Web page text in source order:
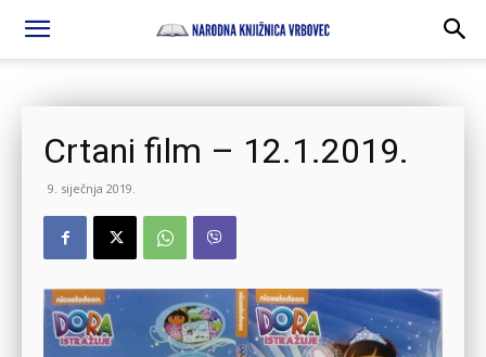
Crtani film – 12.1.2019.
9. siječnja 2019.